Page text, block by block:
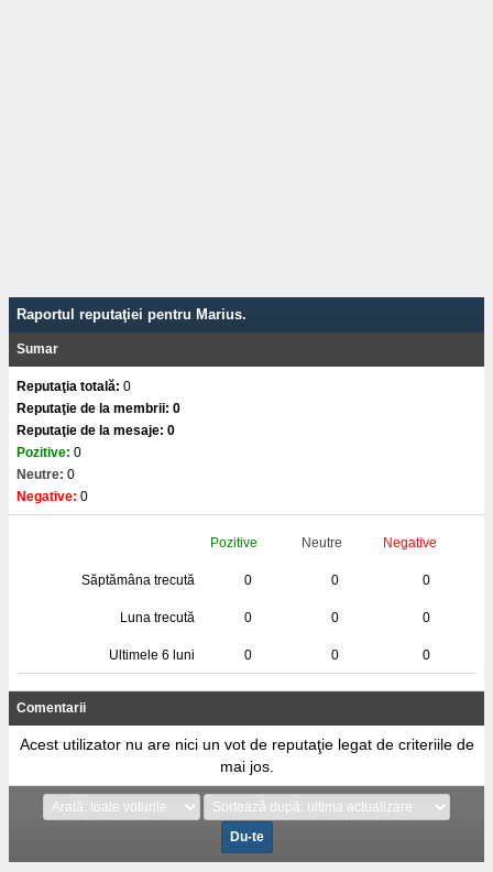
Raportul reputaţiei pentru Marius.
Sumar
Reputaţia totală: 0
Reputaţie de la membrii: 0
Reputaţie de la mesaje: 0
Pozitive: 0
Neutre: 0
Negative: 0
Pozitive Neutre Negative
Săptămâna trecută 0 0 0
Luna trecută 0 0 0
Ultimele 6 luni 0 0 0
Comentarii
Acest utilizator nu are nici un vot de reputaţie legat de criteriile de
mai jos.